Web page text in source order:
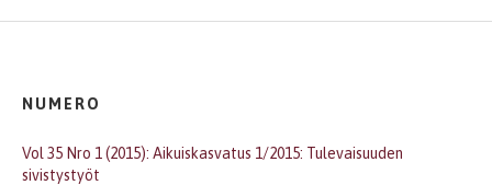
NUMERO
Vol 35 Nro 1 (2015): Aikuiskasvatus 1/2015: Tulevaisuuden
sivistystyöt